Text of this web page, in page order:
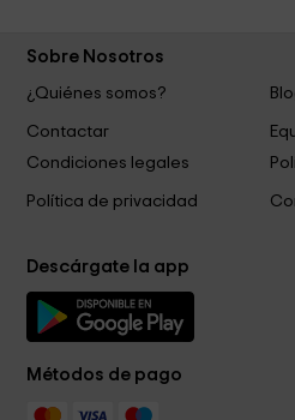
Sobre Nosotros
¿Quiénes somos?
Contactar
Condiciones legales
Política de privacidad
Descárgate la app
Métodos de pago